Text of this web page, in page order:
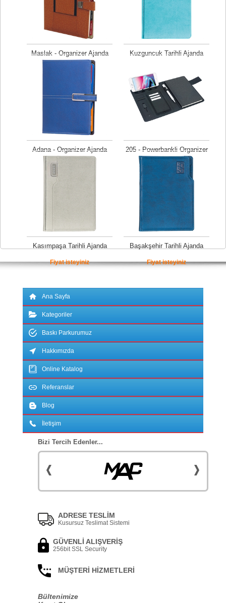
Maslak - Organizer Ajanda Kuzguncuk Tarihli Ajanda
Adana - Organizer Ajanda
Fiyat isteyiniz
205 - Powerbankli Organizer
Fiyat isteyiniz
Kasımpaşa Tarihli Ajanda
Fiyat isteyiniz
Başakşehir Tarihli Ajanda
Fiyat isteyiniz
Ana Sayfa
Kategoriler
Baskı Parkurumuz
Hakkımızda
Online Katalog
Referanslar
Blog
İletişim
Bizi Tercih Edenler...
ADRESE TESLİM
Kusursuz Teslimat Sistemi
GÜVENLİ ALIŞVERİŞ
256bit SSL Security
MÜŞTERİ HİZMETLERİ
Bültenimize